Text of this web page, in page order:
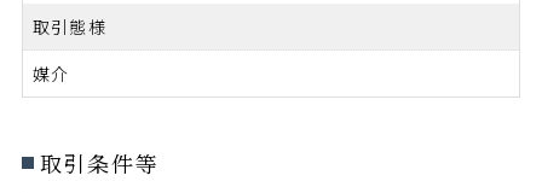
取引態様
媒介
取引条件等